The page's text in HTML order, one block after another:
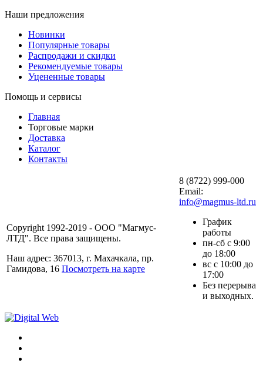
Наши предложения
Новинки
Популярные товары
Распродажи и скидки
Рекомендуемые товары
Уцененные товары
Помощь и сервисы
Главная
Торговые марки
Доставка
Каталог
Контакты
Copyright 1992-2019 - ООО "Магмус-
ЛТД". Все права защищены.
Наш адрес: 367013, г. Махачкала, пр.
Гамидова, 16 Посмотреть на карте
8 (8722) 999-000
Email:
info@magmus-ltd.ru
График
работы
пн-сб с 9:00
до 18:00
вс с 10:00 до
17:00
Без перерыва
и выходных.